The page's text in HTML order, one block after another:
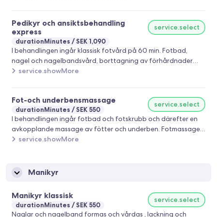
ögonen/ fransarna. Undvik vattenfast mascara samt
oljeprodukter på fransarna för längst hållbarhet.
Pedikyr och ansiktsbehandling
express
durationMinutes SEK 1,090
service.select
I behandlingen ingår klassisk fotvård på 60 min. Fotbad,
nagel och nagelbandsvård, borttagning av förhårdnader
och ev liktorn samt lackning och avkopplande fotmassage.
huvudmassage . Guldmasken laktobionisk syra som ger
maximalt med fukt och lyster samt antiage effekt. Innehåller
även pepparmynta och eukalyptus som har en kylande effekt.
Passar alla
service.showMore
Fot-och underbensmassage
durationMinutes SEK 550
service.select
I behandlingen ingår fotbad och fotskrubb och därefter en
avkopplande massage av fötter och underben. Fotmassage
hjälper kroppen att motverka stress genom stimulering av
välbefinnande i hela kroppen
service.showMore
Manikyr
Manikyr klassisk
durationMinutes SEK 550
service.select
Naglar och nagelband formas och vårdas , lackning och